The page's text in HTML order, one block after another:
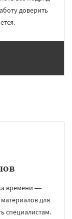
доверить
времени —
для
специалистам.